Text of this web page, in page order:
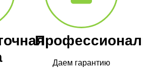
Даем гарантию